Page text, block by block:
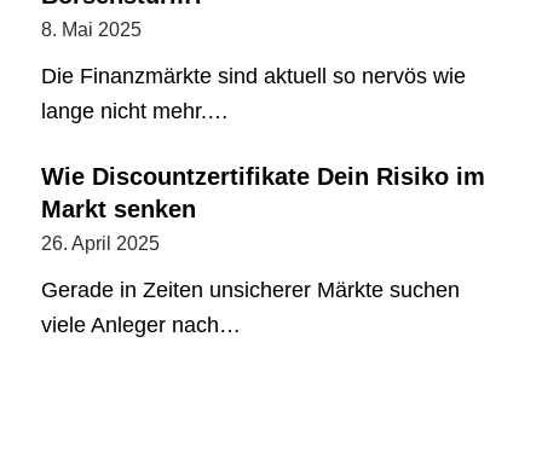
8. Mai 2025
Die Finanzmärkte sind aktuell so nervös wie
lange nicht mehr.…
Wie Discountzertifikate Dein Risiko im
Markt senken
26. April 2025
Gerade in Zeiten unsicherer Märkte suchen
viele Anleger nach…